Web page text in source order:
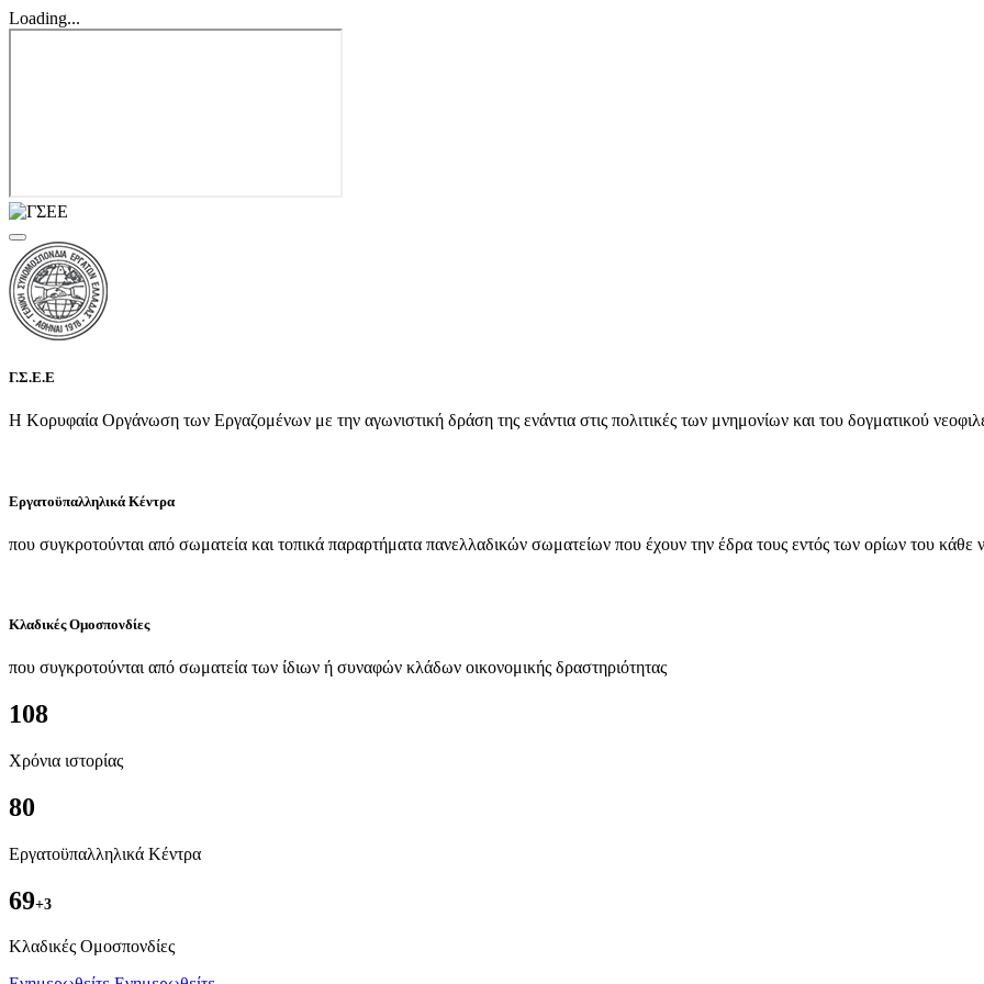
Loading...
Γ.Σ.Ε.Ε
Η Κορυφαία Οργάνωση των Εργαζομένων με την αγωνιστική δράση της ενάντια στις πολιτικές των μνημονίων και του δογματικού
Εργατοϋπαλληλικά Κέντρα
που συγκροτούνται από σωματεία και τοπικά παραρτήματα πανελλαδικών σωματείων που έχουν την έδρα τους εντός των ορίων του κάθε
Κλαδικές Ομοσπονδίες
που συγκροτούνται από σωματεία των ίδιων ή συναφών κλάδων οικονομικής δραστηριότητας
108
Χρόνια ιστορίας
80
Εργατοϋπαλληλικά Κέντρα
69+3
Kλαδικές Ομοσπονδίες